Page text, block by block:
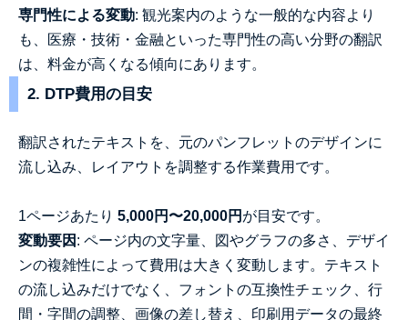
専門性による変動: 観光案内のような一般的な内容より
も、医療・技術・金融といった専門性の高い分野の翻訳
は、料金が高くなる傾向にあります。
2. DTP費用の目安
翻訳されたテキストを、元のパンフレットのデザインに
流し込み、レイアウトを調整する作業費用です。
1ページあたり 5,000円〜20,000円 が目安です。
変動要因 : ページ内の文字量、図やグラフの多さ、デザイ
ンの複雑性によって費用は大きく変動します。テキスト
の流し込みだけでなく、フォントの互換性チェック、行
間・字間の調整、画像の差し替え、印刷用データの最終